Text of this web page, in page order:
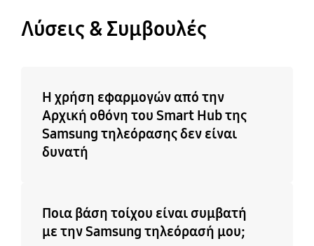
Λύσεις & Συμβουλές
Η χρήση εφαρμογών από την
Αρχική οθόνη του Smart Hub της
Samsung τηλεόρασης δεν είναι
δυνατή
Ποια βάση τοίχου είναι συμβατή
με την Samsung τηλεόρασή μου;